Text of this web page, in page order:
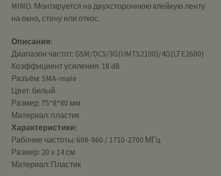
MIMO. Монтируется на двухстороннюю клейкую ленту
на окно, стену или откос.
Описания:
Диапазон частот: GSM/DCS/3G(UMTS2100)/4G(LTE2600)
Коэффициент усиления: 18 dB
Разъём: SMA-male
Цвет: белый
Размер: 75*8*80 мм
Материал: пластик
Характеристики:
Рабочие частоты: 698-960 / 1710-2700 МГц
Размер: 20 х 14 см
Материал: Пластик